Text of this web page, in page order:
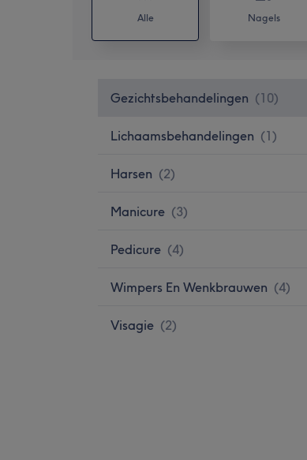
Alle Nagels
Gezichtsbehandelingen (10)
Lichaamsbehandelingen (1)
Harsen (2)
Manicure (3)
Pedicure (4)
Wimpers En Wenkbrauwen (4)
Visagie (2)